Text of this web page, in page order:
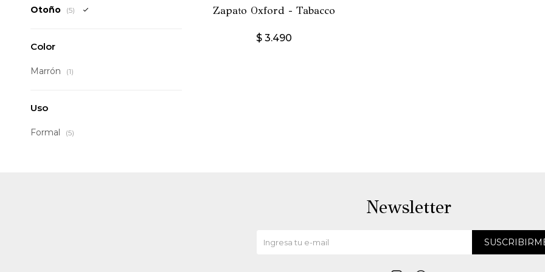
Zapato Oxford - Tabacco
$ 3.490
Otoño (5)
Color
Marrón (1)
Uso
Formal (5)
Newsletter